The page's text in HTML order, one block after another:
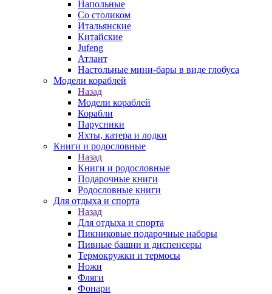
Напольные
Со столиком
Итальянские
Китайские
Jufeng
Атлант
Настольные мини-бары в виде глобуса
Модели кораблей
Назад
Модели кораблей
Корабли
Парусники
Яхты, катера и лодки
Книги и родословные
Назад
Книги и родословные
Подарочные книги
Родословные книги
Для отдыха и спорта
Назад
Для отдыха и спорта
Пикниковые подарочные наборы
Пивные башни и диспенсеры
Термокружки и термосы
Ножи
Фляги
Фонари